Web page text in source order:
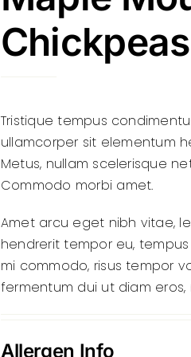
Chickpeas
Tristique tempus
ullamcorper sit elementum
Metus, nullam scelerisque
Commodo morbi amet.
Amet arcu eget nibh vitae,
hendrerit tempor eu,
mi commodo, risus tempor
fermentum dui ut diam eros,
Allergen Info